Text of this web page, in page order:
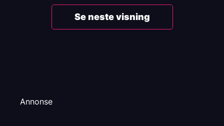
Se neste visning
Annonse